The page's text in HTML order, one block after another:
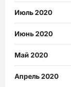
Июль 2020
Июнь 2020
Май 2020
Апрель 2020